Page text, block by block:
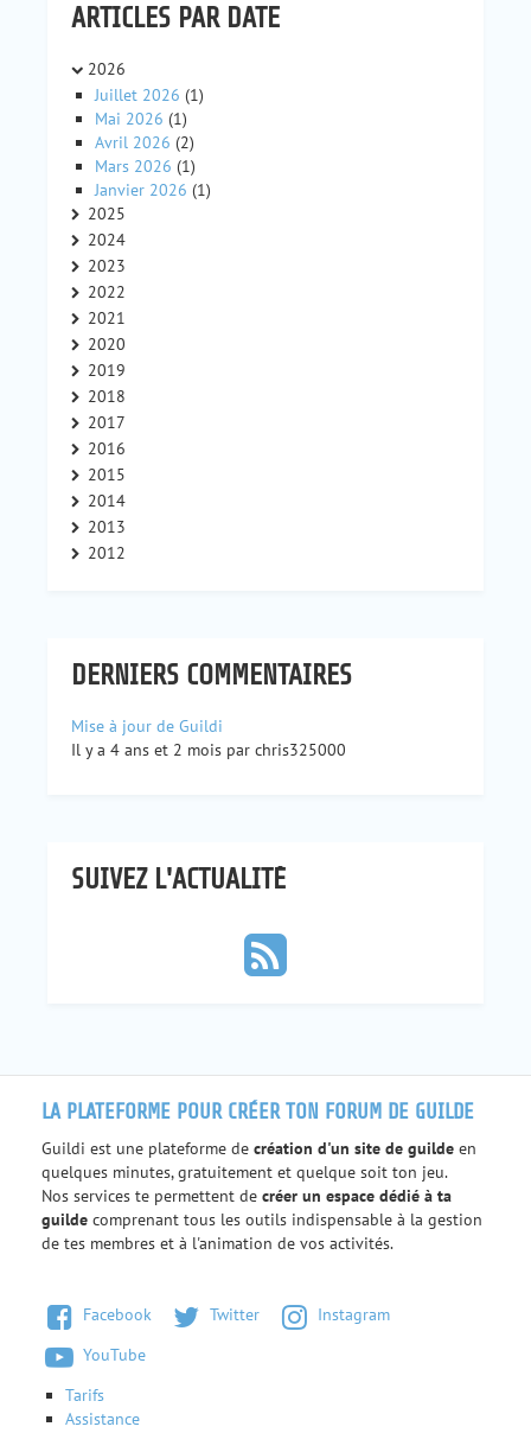
ARTICLES PAR DATE
2026
Juillet 2026 (1)
Mai 2026 (1)
Avril 2026 (2)
Mars 2026 (1)
Janvier 2026 (1)
2025
2024
2023
2022
2021
2020
2019
2018
2017
2016
2015
2014
2013
2012
DERNIERS COMMENTAIRES
Mise à jour de Guildi
Il y a 4 ans et 2 mois par chris325000
SUIVEZ L'ACTUALITÉ
LA PLATEFORME POUR CRÉER TON FORUM DE GUILDE
Guildi est une plateforme de création d'un site de guilde en
quelques minutes, gratuitement et quelque soit ton jeu.
Nos services te permettent de créer un espace dédié à ta
guilde comprenant tous les outils indispensable à la gestion
de tes membres et à l'animation de vos activités.
Facebook Twitter
Instagram
YouTube
Tarifs
Assistance